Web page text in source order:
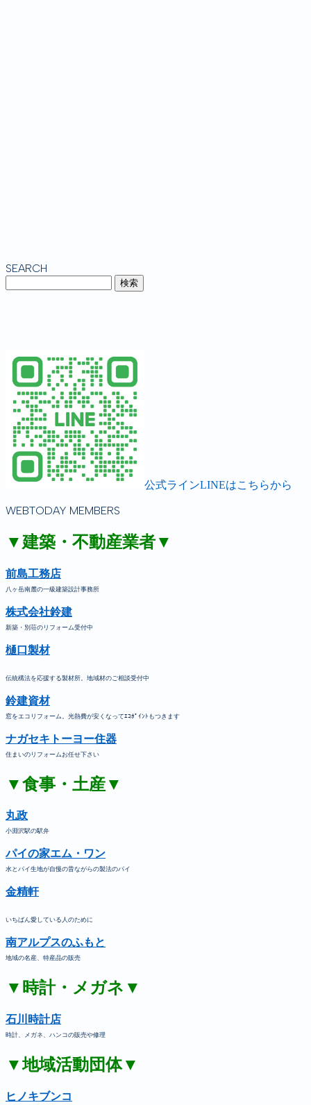
SEARCH
公式ラインLINEはこちらから
WEBTODAY MEMBERS
▼建築・不動産業者▼
前島工務店
八ヶ岳南麓の一級建築設計事務所
株式会社鈴建
新築・別荘のリフォーム受付中
樋口製材
伝統構法を応援する製材所。地域材のご相談受付中
鈴建資材
窓をエコリフォーム。光熱費が安くなってｴｺﾎﾟｲﾝﾄもつきます
ナガセキトーヨー住器
住まいのリフォームお任せ下さい
▼食事・土産▼
丸政
小淵沢駅の駅弁
パイの家エム・ワン
水とパイ生地が自慢の昔ながらの製法のパイ
金精軒
いちばん愛している人のために
南アルプスのふもと
地域の名産、特産品の販売
▼時計・メガネ▼
石川時計店
時計、メガネ、ハンコの販売や修理
▼地域活動団体▼
ヒノキブンコ